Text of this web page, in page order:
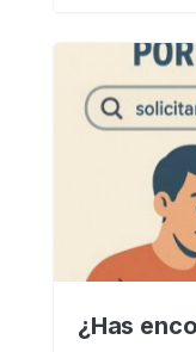
¿Has